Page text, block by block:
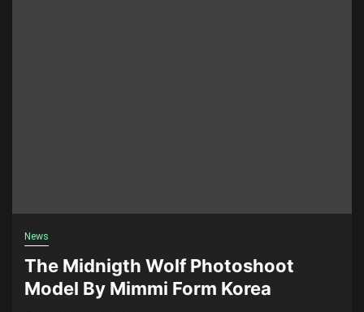
News
The Midnigth Wolf Photoshoot
Model By Mimmi Form Korea